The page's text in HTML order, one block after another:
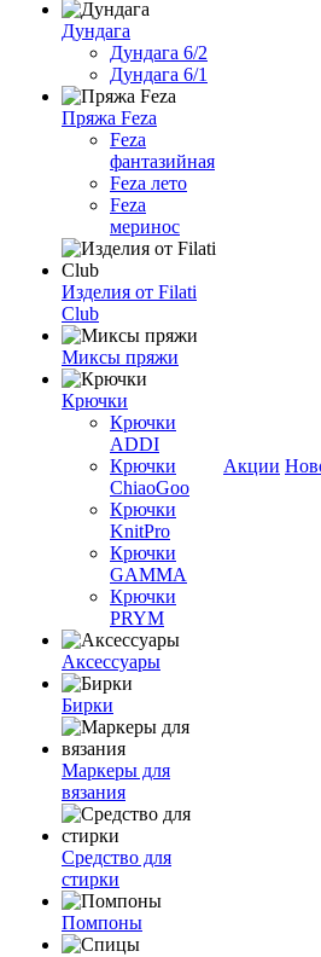
Дундага
Дундага 6/2
Дундага 6/1
Пряжа Feza
Feza
фантазийная
Feza лето
Feza
меринос
Изделия от Filati
Club
Миксы пряжи
Крючки
Крючки
ADDI
Крючки
ChiaoGoo
Крючки
KnitPro
Крючки
GAMMA
Крючки
PRYM
Аксессуары
Бирки
Маркеры для
вязания
Средство для
стирки
Помпоны
Акции